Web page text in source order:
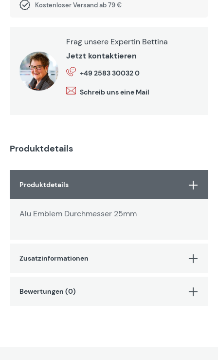
Kostenloser Versand ab 79 €
Frag unsere Expertin Bettina
Jetzt kontaktieren
+49 2583 30032 0
Schreib uns eine Mail
Produktdetails
Produktdetails
Alu Emblem Durchmesser 25mm
Zusatzinformationen
Bewertungen (0)